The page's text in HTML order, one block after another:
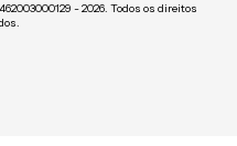
- 2026. Todos os direitos